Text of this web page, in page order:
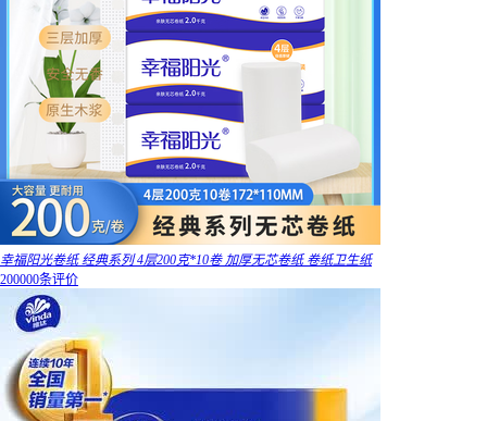
幸福阳光卷纸 经典系列 4层200克*10卷 加厚无芯卷纸 卷纸卫生纸
200000条评价